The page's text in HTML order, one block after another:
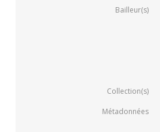
Bailleur(s)
Collection(s)
Métadonnées